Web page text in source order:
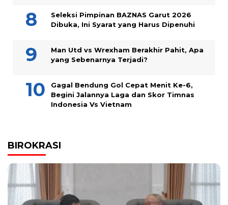
Seleksi Pimpinan BAZNAS Garut 2026
Dibuka, Ini Syarat yang Harus Dipenuhi
Man Utd vs Wrexham Berakhir Pahit, Apa
yang Sebenarnya Terjadi?
Gagal Bendung Gol Cepat Menit Ke-6,
Begini Jalannya Laga dan Skor Timnas
Indonesia Vs Vietnam
BIROKRASI